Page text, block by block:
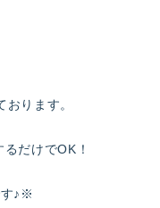
ります。
だけでOK！
す♪※